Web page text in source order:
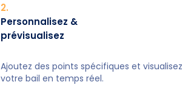
2.
Personnalisez &
prévisualisez
Ajoutez des points spécifiques et visualisez
votre bail en temps réel.